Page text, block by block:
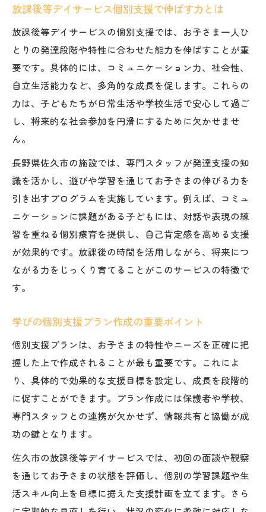
放課後等デイサービス個別支援で伸ばす力とは
放課後等デイサービスの個別支援では、お子さま一人ひ
とりの発達段階や特性に合わせた能力を伸ばすことが重
要です。具体的には、コミュニケーション力、社会性、
自立生活能力など、多角的な成長を促します。これらの
力は、子どもたちが日常生活や学校生活で安心して過ご
し、将来的な社会参加を円滑にするために欠かせませ
ん。
長野県佐久市の施設では、専門スタッフが発達支援の知
識を活かし、遊びや学習を通じてお子さまの伸びる力を
引き出すプログラムを実施しています。例えば、コミュ
ニケーションに課題がある子どもには、対話や表現の練
習を重ねる個別療育を提供し、自己肯定感を高める支援
が効果的です。放課後の時間を活用しながら、将来につ
ながる力をじっくり育てることがこのサービスの特徴で
す。
学びの個別支援プラン作成の重要ポイント
個別支援プランは、お子さまの特性やニーズを正確に把
握した上で作成されることが最も重要です。これによ
り、具体的で効果的な支援目標を設定し、成長を段階的
に促すことができます。プラン作成には保護者や学校、
専門スタッフとの連携が欠かせず、情報共有と協働が成
功の鍵となります。
佐久市の放課後等デイサービスでは、初回の面談や観察
を通じてお子さまの状態を評価し、個別の学習課題や生
活スキル向上を目標に据えた支援計画を立てます。さら